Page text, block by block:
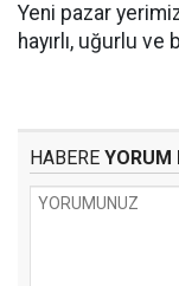
Yeni pazar
hayırlı, uğurlu
HABERE YORUM